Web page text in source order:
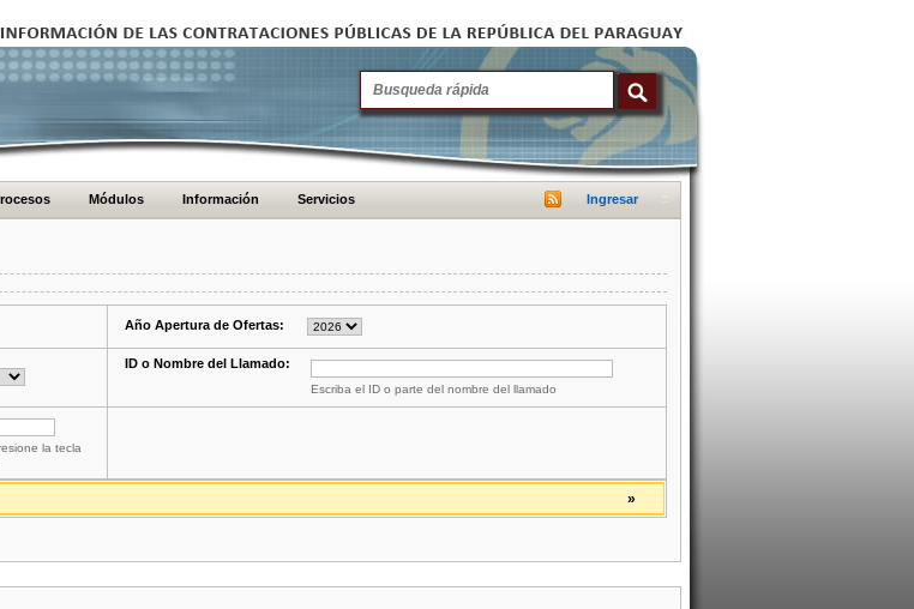
Módulos Información Servicios Ingresar
Año Apertura de Ofertas:
ID o Nombre del Llamado:
Escriba el ID o parte del nombre del llamado
la tecla
»